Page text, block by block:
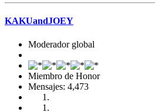
KAKUandJOEY
Moderador global
Miembro de Honor
Mensajes: 4,473